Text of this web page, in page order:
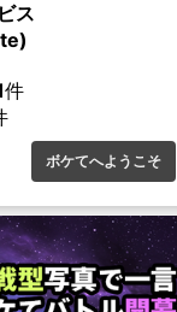
ス
件
ボケてへようこそ